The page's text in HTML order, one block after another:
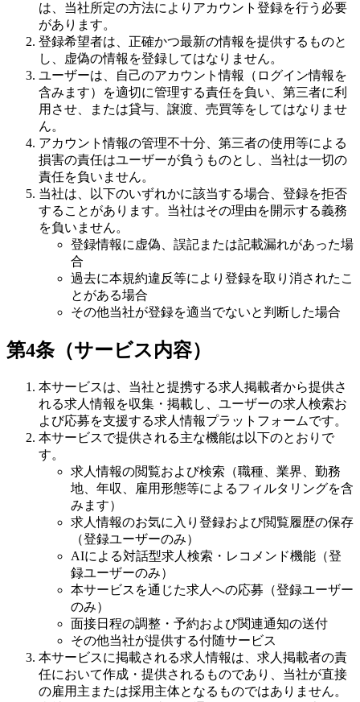
は、当社所定の方法によりアカウント登録を行う必要
があります。
登録希望者は、正確かつ最新の情報を提供するものと
し、虚偽の情報を登録してはなりません。
ユーザーは、自己のアカウント情報（ログイン情報を
含みます）を適切に管理する責任を負い、第三者に利
用させ、または貸与、譲渡、売買等をしてはなりませ
ん。
アカウント情報の管理不十分、第三者の使用等による
損害の責任はユーザーが負うものとし、当社は一切の
責任を負いません。
当社は、以下のいずれかに該当する場合、登録を拒否
することがあります。当社はその理由を開示する義務
を負いません。
登録情報に虚偽、誤記または記載漏れがあった場
合
過去に本規約違反等により登録を取り消されたこ
とがある場合
その他当社が登録を適当でないと判断した場合
第4条（サービス内容）
本サービスは、当社と提携する求人掲載者から提供さ
れる求人情報を収集・掲載し、ユーザーの求人検索お
よび応募を支援する求人情報プラットフォームです。
本サービスで提供される主な機能は以下のとおりで
す。
求人情報の閲覧および検索（職種、業界、勤務
地、年収、雇用形態等によるフィルタリングを含
みます）
求人情報のお気に入り登録および閲覧履歴の保存
（登録ユーザーのみ）
AIによる対話型求人検索・レコメンド機能（登
録ユーザーのみ）
本サービスを通じた求人への応募（登録ユーザー
のみ）
面接日程の調整・予約および関連通知の送付
その他当社が提供する付随サービス
本サービスに掲載される求人情報は、求人掲載者の責
任において作成・提供されるものであり、当社が直接
の雇用主または採用主体となるものではありません。